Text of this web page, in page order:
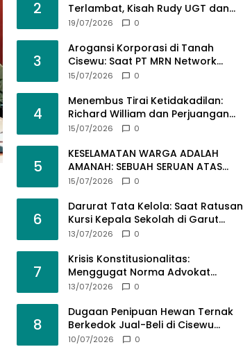
2
Terlambat, Kisah Rudy UGT dan
Misi Membangun SDM Bangsa
19/07/2026 0
3
Arogansi Korporasi di Tanah
Cisewu: Saat PT MRN Network
Global Mengabaikan Adab dan
15/07/2026 0
4
Menembus Tirai Ketidakadilan:
Richard William dan Perjuangan
Konstitusional Advokat dalam
15/07/2026 0
5
KESELAMATAN WARGA ADALAH
AMANAH: SEBUAH SERUAN ATAS
SEMRAWUTNYA KABEL UTILITAS
15/07/2026 0
6
Darurat Tata Kelola: Saat Ratusan
Kursi Kepala Sekolah di Garut
“Dibiarkan Kosong” di Tengah
13/07/2026 0
7
Krisis Konstitusionalitas:
Menggugat Norma Advokat
dalam KUHAP Nomor 20 Tahun
Bermartabat
13/07/2026 0
8
Dugaan Penipuan Hewan Ternak
Berkedok Jual-Beli di Cisewu
Garut: Ratusan Juta Rupiah Raib,
10/07/2026 0